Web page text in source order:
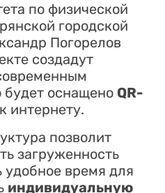
по физической
городской
Погорелов
создадут
оснащено QR-
интернету.
позволит
загруженность
время для
индивидуальную